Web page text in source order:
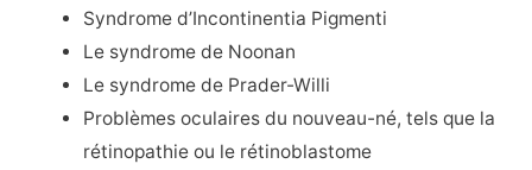
Syndrome d’Incontinentia Pigmenti
Le syndrome de Noonan
Le syndrome de Prader-Willi
Problèmes oculaires du nouveau-né, tels que la
rétinopathie ou le rétinoblastome